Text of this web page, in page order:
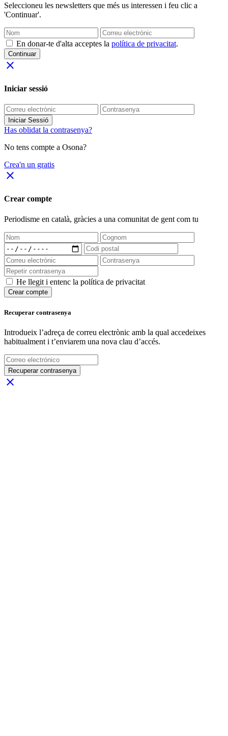
Seleccioneu les newsletters que més us interessen i feu clic a
'Continuar'.
En donar-te d'alta acceptes la política de privacitat.
Continuar
close
Iniciar sessió
Iniciar Sessió
Has oblidat la contrasenya?
No tens compte a Osona?
Crea'n un gratis
close
Crear compte
Periodisme en català, gràcies a una comunitat de gent com tu
He llegit i entenc la política de privacitat
Crear compte
Recuperar contrasenya
Introdueix l’adreça de correu electrònic amb la qual accedeixes
habitualment i t’enviarem una nova clau d’accés.
Recuperar contrasenya
close